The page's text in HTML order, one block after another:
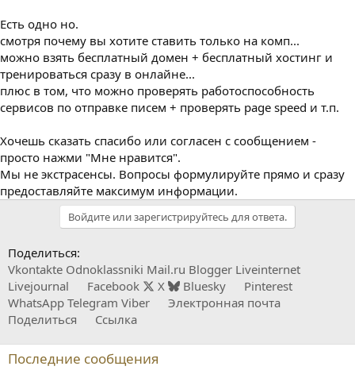
Есть одно но.
смотря почему вы хотите ставить только на комп...
можно взять бесплатный домен + бесплатный хостинг и
тренироваться сразу в онлайне...
плюс в том, что можно проверять работоспособность
сервисов по отправке писем + проверять page speed и т.п.
Хочешь сказать спасибо или согласен с сообщением -
просто нажми "Мне нравится".
Мы не экстрасенсы. Вопросы формулируйте прямо и сразу
предоставляйте максимум информации.
Войдите или зарегистрируйтесь для ответа.
Поделиться:
Vkontakte Odnoklassniki Mail.ru Blogger Liveinternet
Livejournal
Facebook X Bluesky
Pinterest
WhatsApp Telegram Viber
Электронная почта
Поделиться
Ссылка
Последние сообщения